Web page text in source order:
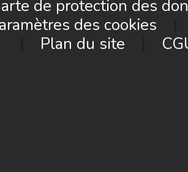
de protection des
des cookies
Plan du site